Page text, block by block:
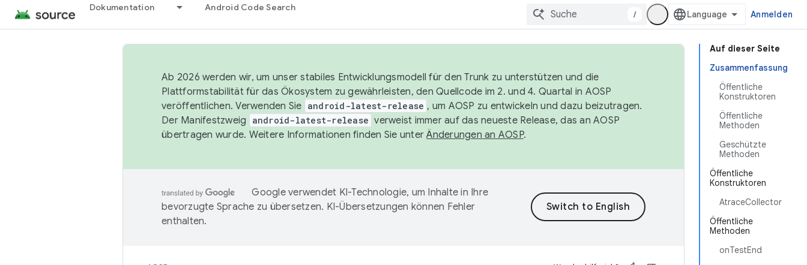
Dokumentation Android Code Search
/ Anmelden
Auf dieser Seite
Zusammenfassung
Öffentliche
Konstruktoren
Öffentliche
Methoden
Geschützte
Methoden
Öffentliche
Konstruktoren
AtraceCollector
Öffentliche
Methoden
onTestEnd
Ab 2026 werden wir, um unser stabiles Entwicklungsmodell für den Trunk zu unterstützen und die
Plattformstabilität für das Ökosystem zu gewährleisten, den Quellcode im 2. und 4. Quartal in AOSP
veröffentlichen. Verwenden Sie android-latest-release , um AOSP zu entwickeln und dazu beizutragen.
Der Manifestzweig
android-latest-release verweist immer auf das neueste Release, das an AOSP
übertragen wurde. Weitere Informationen finden Sie unterÄnderungen an AOSP.
Google verwendet KI-Technologie, um Inhalte in Ihre
bevorzugte Sprache zu übersetzen. KI-Übersetzungen können Fehler
enthalten.